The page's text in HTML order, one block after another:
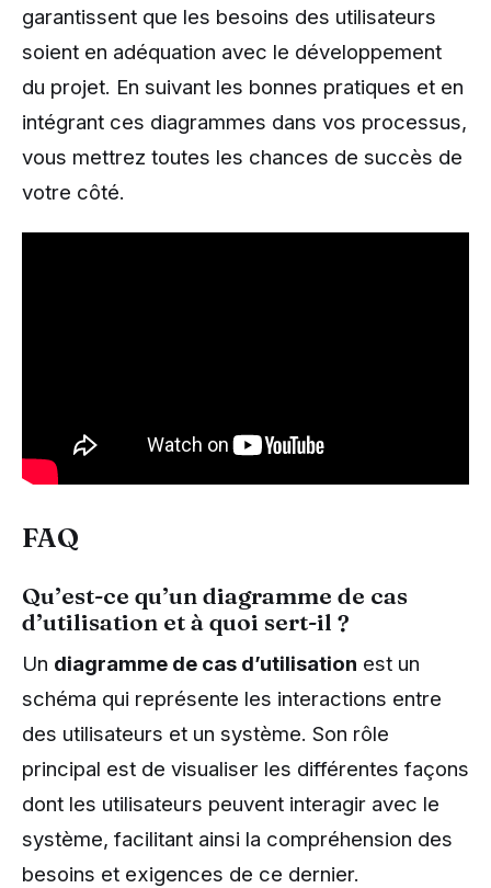
garantissent que les besoins des utilisateurs
soient en adéquation avec le développement
du projet. En suivant les bonnes pratiques et en
intégrant ces diagrammes dans vos processus,
vous mettrez toutes les chances de succès de
votre côté.
FAQ
Qu’est-ce qu’un diagramme de cas
d’utilisation et à quoi sert-il ?
Un diagramme de cas d’utilisation est un
schéma qui représente les interactions entre
des utilisateurs et un système. Son rôle
principal est de visualiser les différentes façons
dont les utilisateurs peuvent interagir avec le
système, facilitant ainsi la compréhension des
besoins et exigences de ce dernier.